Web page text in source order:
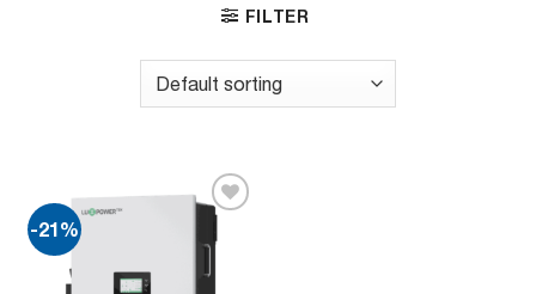
FILTER
-21%